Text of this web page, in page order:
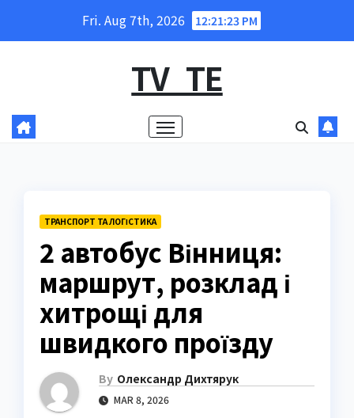
Fri. Aug 7th, 2026 12:21:25 PM
TV_TE
ТРАНСПОРТ ТА ЛОГІСТИКА
2 автобус Вінниця:
маршрут, розклад і
хитрощі для
швидкого проїзду
By Олександр Дихтярук
MAR 8, 2026